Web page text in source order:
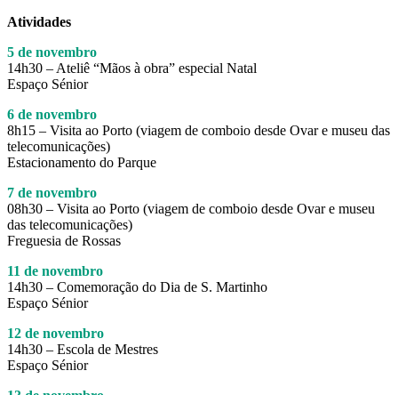
Atividades
5 de novembro
14h30 – Ateliê “Mãos à obra” especial Natal
Espaço Sénior
6 de novembro
8h15 – Visita ao Porto (viagem de comboio desde Ovar e museu das
telecomunicações)
Estacionamento do Parque
7 de novembro
08h30 – Visita ao Porto (viagem de comboio desde Ovar e museu
das telecomunicações)
Freguesia de Rossas
11 de novembro
14h30 – Comemoração do Dia de S. Martinho
Espaço Sénior
12 de novembro
14h30 – Escola de Mestres
Espaço Sénior